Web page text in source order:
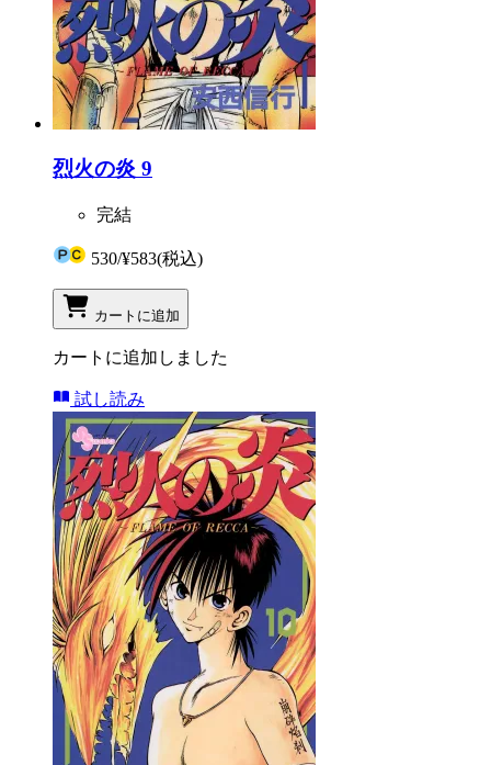
烈火の炎 9
完結
530/¥583(税込)
カートに追加
カートに追加しました
試し読み